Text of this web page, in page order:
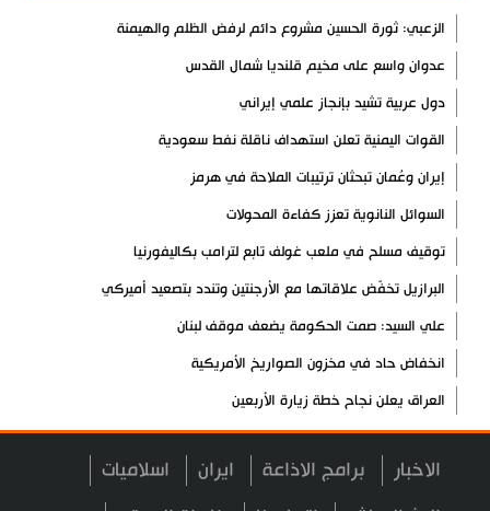
الزعبي: ثورة الحسين مشروع دائم لرفض الظلم والهيمنة
عدوان واسع على مخيم قلنديا شمال القدس
دول عربية تشيد بإنجاز علمي إيراني
القوات اليمنية تعلن استهداف ناقلة نفط سعودية
إيران وعُمان تبحثان ترتيبات الملاحة في هرمز
السوائل النانوية تعزز كفاءة المحولات
توقيف مسلح في ملعب غولف تابع لترامب بكاليفورنيا
البرازيل تخفّض علاقاتها مع الأرجنتين وتندد بتصعيد أميركي
علي السيد: صمت الحكومة يضعف موقف لبنان
انخفاض حاد في مخزون الصواريخ الأمريكية
العراق يعلن نجاح خطة زيارة الأربعين
رضائي: إيران جاهزة للدفاع عن سيادتها
رئيس بلدية طهران يلتقي مع متولي العتبة الحسينية ومحافظ كربلاء
الاخبار برامج الاذاعة ايران اسلاميات